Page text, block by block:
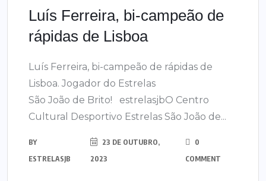
Luís Ferreira, bi-campeão de
rápidas de Lisboa
Luís Ferreira, bi-campeão de rápidas de
Lisboa. Jogador do Estrelas
São João de Brito! estrelasjbO Centro
Cultural Desportivo Estrelas São João de...
BY
ESTRELASJB
23 DE OUTUBRO,
2023
0
COMMENT